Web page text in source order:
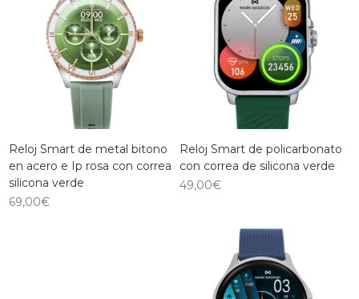
Reloj Smart de metal bitono
en acero e Ip rosa con correa
silicona verde
69,00€
Reloj Smart de policarbonato
con correa de silicona verde
49,00€